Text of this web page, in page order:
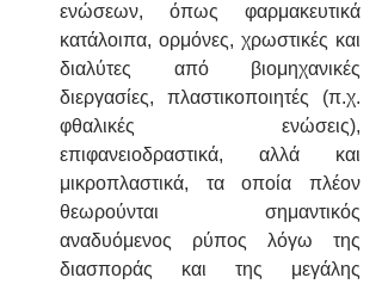
ενώσεων, όπως φαρμακευτικά
κατάλοιπα, ορμόνες, χρωστικές και
διαλύτες από βιομηχανικές
διεργασίες, πλαστικοποιητές (π.χ.
φθαλικές ενώσεις),
επιφανειοδραστικά, αλλά και
μικροπλαστικά, τα οποία πλέον
θεωρούνται σημαντικός
αναδυόμενος ρύπος λόγω της
διασποράς και της μεγάλης